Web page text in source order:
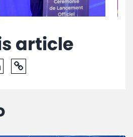
article